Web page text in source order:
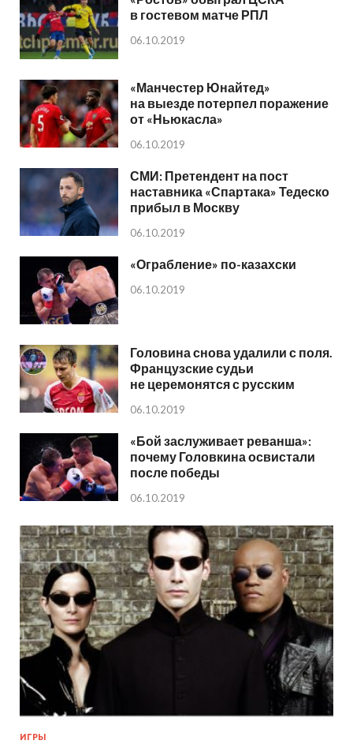
в гостевом матче РПЛ
06.10.2019
«Манчестер Юнайтед»
на выезде потерпел поражение
от «Ньюкасла»
06.10.2019
СМИ: Претендент на пост
наставника «Спартака» Тедеско
прибыл в Москву
06.10.2019
«Ограбление» по-казахски
06.10.2019
Головина снова удалили с поля.
Французские судьи
не церемонятся с русским
06.10.2019
«Бой заслуживает реванша»:
почему Головкина освистали
после победы
06.10.2019
ИГРЫ